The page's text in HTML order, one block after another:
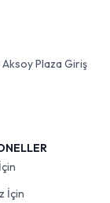
Aksoy Plaza Giriş
İçin